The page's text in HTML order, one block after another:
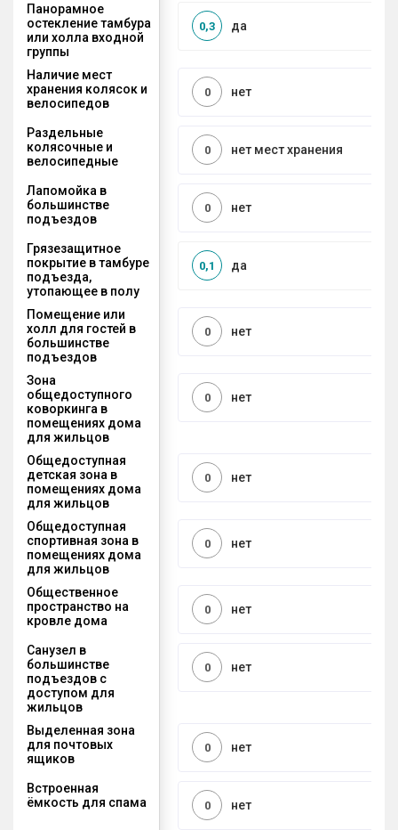
Панорамное
остекление тамбура
или холла входной
группы
да
0,3
Наличие мест
хранения колясок и
велосипедов
нет
0
Раздельные
колясочные и
велосипедные
нет мест хранения
0
Лапомойка в
большинстве
подъездов
нет
0
Грязезащитное
покрытие в тамбуре
подъезда,
утопающее в полу
да
0,1
Помещение или
холл для гостей в
большинстве
подъездов
нет
0
Зона
общедоступного
коворкинга в
помещениях дома
для жильцов
нет
0
Общедоступная
детская зона в
помещениях дома
для жильцов
нет
0
Общедоступная
спортивная зона в
помещениях дома
для жильцов
нет
0
Общественное
пространство на
кровле дома
нет
0
Санузел в
большинстве
подъездов с
доступом для
жильцов
нет
0
Выделенная зона
для почтовых
ящиков
нет
0
Встроенная
ёмкость для спама
нет
0